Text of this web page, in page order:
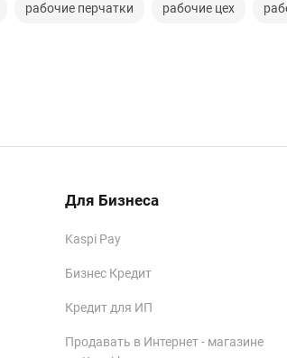
рабочие перчатки рабочие цех
Для Бизнеса
Kaspi Pay
Бизнес Кредит
Кредит для ИП
Продавать в Интернет - магазине